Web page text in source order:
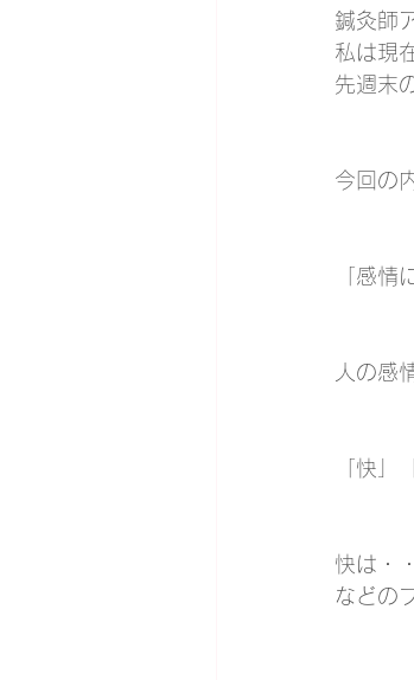
腹直筋攣急
鍼灸師
私は現
先週末
今回の
「感情
人の感
「快」
快は・
などの